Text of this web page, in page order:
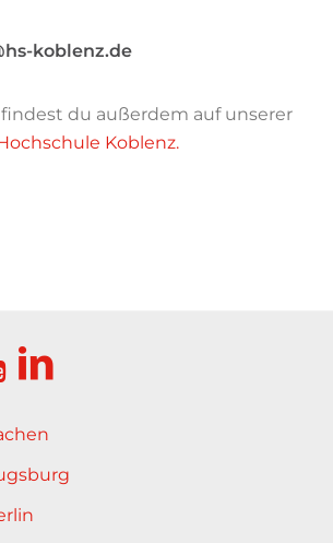
koblenz.de
du außerdem auf unserer
Koblenz.